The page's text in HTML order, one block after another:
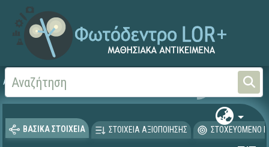
Αρχική
ΒΑΣΙΚΑ ΣΤΟΙΧΕΙΑ ΣΤΟΙΧΕΙΑ ΑΞΙΟΠΟΙΗΣΗΣ ΣΤΟΧΕΥΟΜΕΝΟ